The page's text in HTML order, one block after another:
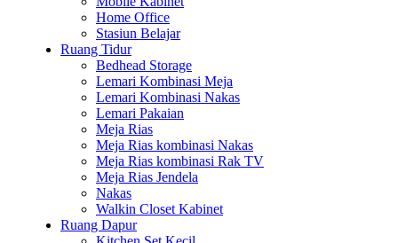
Home Office
Stasiun Belajar
Ruang Tidur
Bedhead Storage
Lemari Kombinasi Meja
Lemari Kombinasi Nakas
Lemari Pakaian
Meja Rias
Meja Rias kombinasi Nakas
Meja Rias kombinasi Rak TV
Meja Rias Jendela
Nakas
Walkin Closet Kabinet
Ruang Dapur